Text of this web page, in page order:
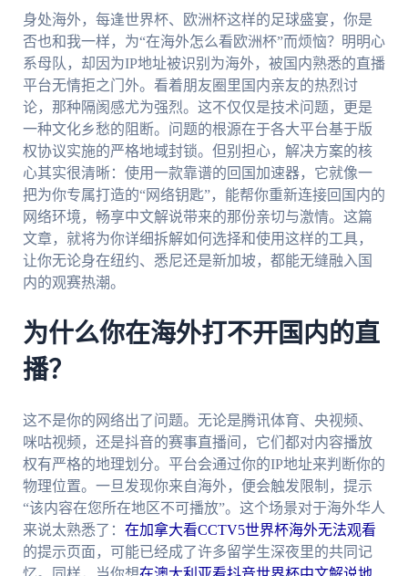
身处海外，每逢世界杯、欧洲杯这样的足球盛宴，你是
否也和我一样，为“在海外怎么看欧洲杯”而烦恼？明明心
系母队，却因为IP地址被识别为海外，被国内熟悉的直播
平台无情拒之门外。看着朋友圈里国内亲友的热烈讨
论，那种隔阂感尤为强烈。这不仅仅是技术问题，更是
一种文化乡愁的阻断。问题的根源在于各大平台基于版
权协议实施的严格地域封锁。但别担心，解决方案的核
心其实很清晰：使用一款靠谱的回国加速器，它就像一
把为你专属打造的“网络钥匙”，能帮你重新连接回国内的
网络环境，畅享中文解说带来的那份亲切与激情。这篇
文章，就将为你详细拆解如何选择和使用这样的工具，
让你无论身在纽约、悉尼还是新加坡，都能无缝融入国
内的观赛热潮。
为什么你在海外打不开国内的直
播？
这不是你的网络出了问题。无论是腾讯体育、央视频、
咪咕视频，还是抖音的赛事直播间，它们都对内容播放
权有严格的地理划分。平台会通过你的IP地址来判断你的
物理位置。一旦发现你来自海外，便会触发限制，提示
“该内容在您所在地区不可播放”。这个场景对于海外华人
来说太熟悉了： 在加拿大看CCTV5世界杯海外无法观看
的提示页面，可能已经成了许多留学生深夜里的共同记